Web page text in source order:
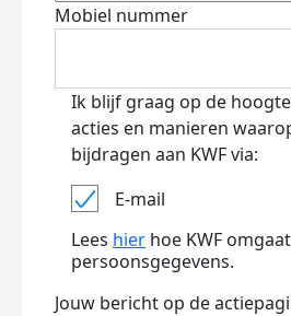
Mobiel nummer
Ik blijf graag op de
acties en manieren
bijdragen aan KWF via:
E-mail
Lees hier hoe KWF
persoonsgegevens.
Jouw bericht op de